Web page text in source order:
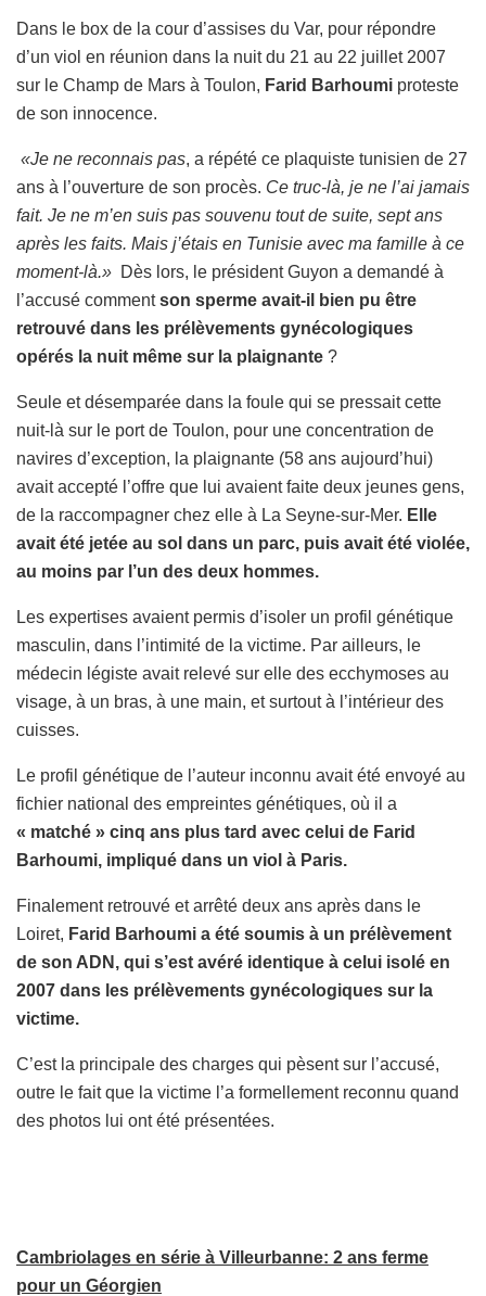
Dans le box de la cour d’assises du Var, pour répondre
d’un viol en réunion dans la nuit du 21 au 22 juillet 2007
sur le Champ de Mars à Toulon, Farid Barhoumi proteste
de son innocence.
«Je ne reconnais pas, a répété ce plaquiste tunisien de 27
ans à l’ouverture de son procès. Ce truc-là, je ne l’ai jamais
fait. Je ne m’en suis pas souvenu tout de suite, sept ans
après les faits. Mais j’étais en Tunisie avec ma famille à ce
moment-là.» Dès lors, le président Guyon a demandé à
l’accusé commentson sperme avait-il bien pu être
retrouvé dans les prélèvements gynécologiques
opérés la nuit même sur la plaignante ?
Seule et désemparée dans la foule qui se pressait cette
nuit-là sur le port de Toulon, pour une concentration de
navires d’exception, la plaignante (58 ans aujourd’hui)
avait accepté l’offre que lui avaient faite deux jeunes gens,
de la raccompagner chez elle à La Seyne-sur-Mer. Elle
avait été jetée au sol dans un parc, puis avait été violée,
au moins par l’un des deux hommes.
Les expertises avaient permis d’isoler un profil génétique
masculin, dans l’intimité de la victime. Par ailleurs, le
médecin légiste avait relevé sur elle des ecchymoses au
visage, à un bras, à une main, et surtout à l’intérieur des
cuisses.
Le profil génétique de l’auteur inconnu avait été envoyé au
fichier national des empreintes génétiques, où il a
« matché » cinq ans plus tard avec celui de Farid
Barhoumi, impliqué dans un viol à Paris.
Finalement retrouvé et arrêté deux ans après dans le
Loiret, Farid Barhoumi a été soumis à un prélèvement
de son ADN, qui s’est avéré identique à celui isolé en
2007 dans les prélèvements gynécologiques sur la
victime.
C’est la principale des charges qui pèsent sur l’accusé,
outre le fait que la victime l’a formellement reconnu quand
des photos lui ont été présentées.
Cambriolages en série à Villeurbanne: 2 ans ferme
pour un Géorgien